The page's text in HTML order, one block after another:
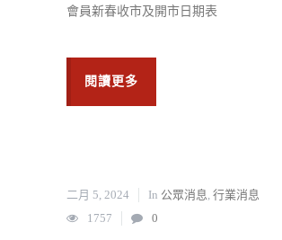
會員新春收市及開市日期表
閱讀更多
二月 5, 2024 In 公眾消息, 行業消息
1757
0